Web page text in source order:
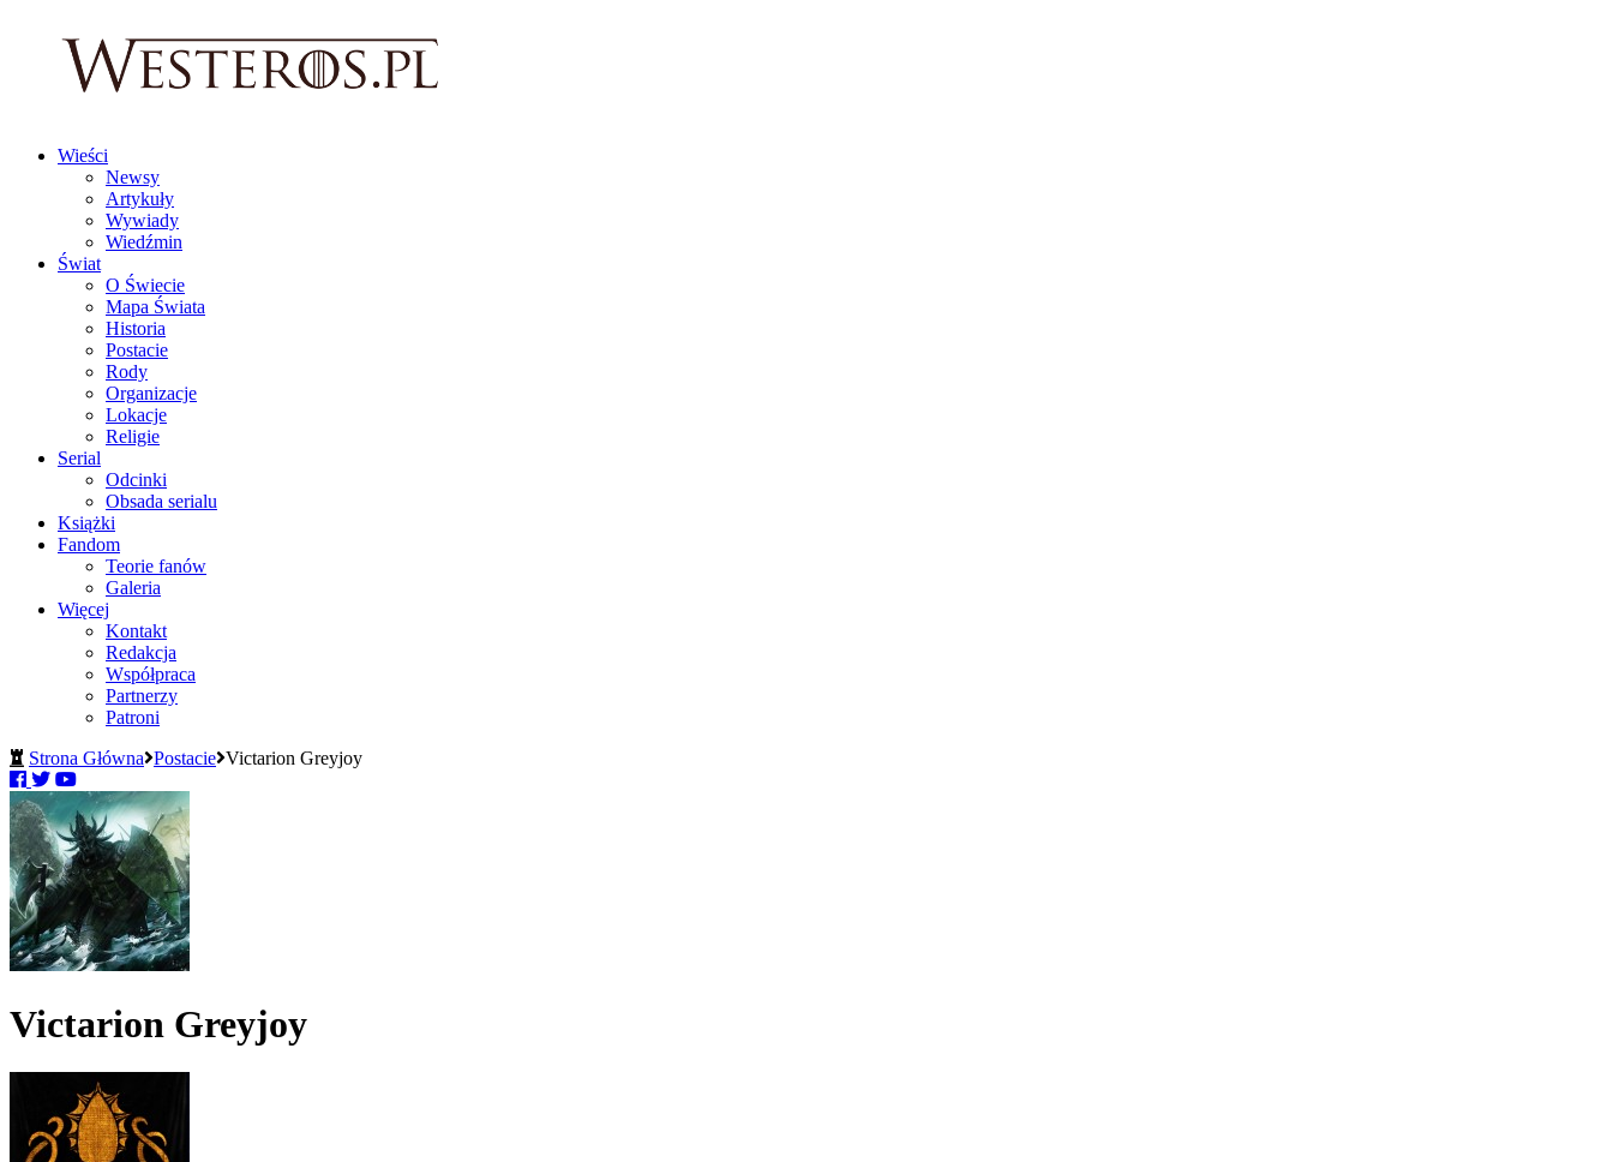
Wieści
Newsy
Artykuły
Wywiady
Wiedźmin
Świat
O Świecie
Mapa Świata
Historia
Postacie
Rody
Organizacje
Lokacje
Religie
Serial
Odcinki
Obsada serialu
Książki
Fandom
Teorie fanów
Galeria
Więcej
Kontakt
Redakcja
Współpraca
Partnerzy
Patroni
Strona Główna Postacie Victarion Greyjoy
Victarion Greyjoy